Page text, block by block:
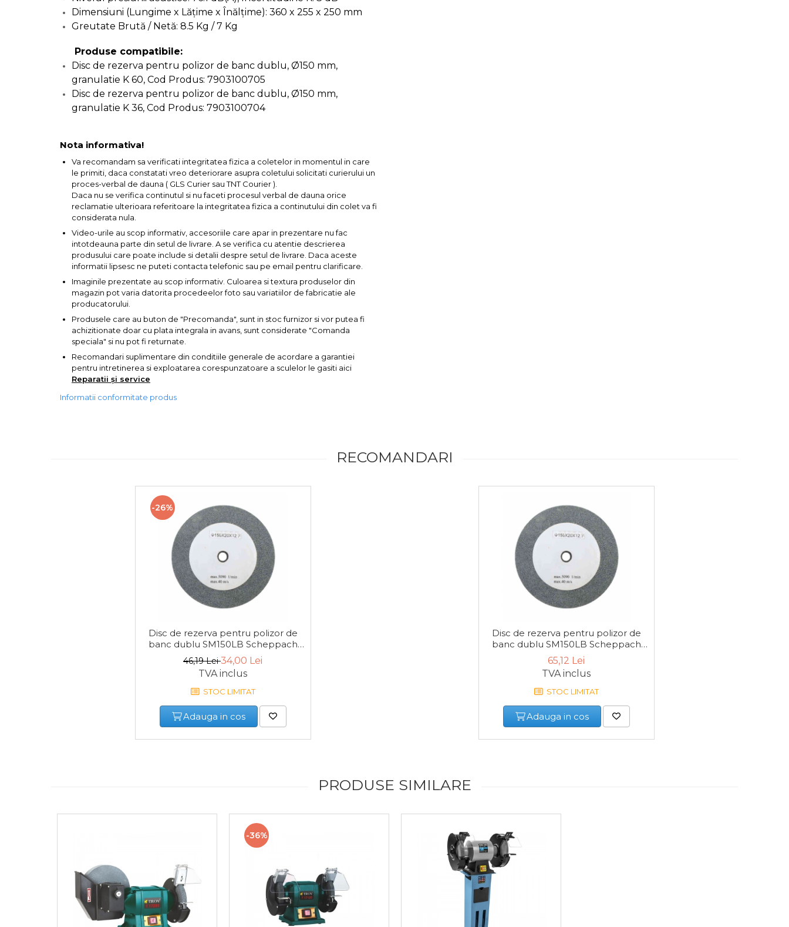
Cheie Bujii
Cheie Filtru Ulei
Pat Mobil Auto
Cric Hidraulic
Set / trusa chei tubulare
Chei Tubulare
Bara Tractare Auto
Presa Hidraulica Tinichigerie
Extractor Rulmenti
Pompa transfer lichide
Pompa Aer
Cric Manual
Ulei Hidraulic
Ciocane Profesionale
Dimensiuni (Lungime x Lățime x Înălțime): 360 x 255 x 250 mm
Greutate Brută / Netă: 8.5 Kg / 7 Kg
Produse compatibile:
Disc de rezerva pentru polizor de banc dublu, Ø150 mm,
granulatie K 60, Cod Produs: 7903100705
Disc de rezerva pentru polizor de banc dublu, Ø150 mm,
granulatie K 36, Cod Produs: 7903100704
Nota informativa!
Va recomandam sa verificati integritatea fizica a coletelor in momentul in care
le primiti, daca constatati vreo deteriorare asupra coletului solicitati curierului un
proces-verbal de dauna ( GLS Curier sau TNT Courier ).
Daca nu se verifica continutul si nu faceti procesul verbal de dauna orice
reclamatie ulterioara referitoare la integritatea fizica a continutului din colet va fi
considerata nula.
Video-urile au scop informativ, accesoriile care apar in prezentare nu fac
intotdeauna parte din setul de livrare. A se verifica cu atentie descrierea
produsului care poate include si detalii despre setul de livrare. Daca aceste
informatii lipsesc ne puteti contacta telefonic sau pe email pentru clarificare.
Imaginile prezentate au scop informativ. Culoarea si textura produselor din
magazin pot varia datorita procedeelor foto sau variatiilor de fabricatie ale
producatorului.
Produsele care au buton de "Precomanda", sunt in stoc furnizor si vor putea fi
achizitionate doar cu plata integrala in avans, sunt considerate "Comanda
speciala" si nu pot fi returnate.
Recomandari suplimentare din conditiile generale de acordare a garantiei
pentru intretinerea si exploatarea corespunzatoare a sculelor le gasiti aici
Reparatii și service
Informatii conformitate produs
RECOMANDARI
-26%
Disc de rezerva pentru polizor de
banc dublu SM150LB Scheppach
7903100705, Ø150 mm, granulatie K
60
46,19 Lei34,00 Lei
TVA inclus
STOC LIMITAT
Adauga in cos
Disc de rezerva pentru polizor de
banc dublu SM150LB Scheppach
7903100704, Ø150 mm, granulatie K
36
65,12 Lei
TVA inclus
STOC LIMITAT
Adauga in cos
PRODUSE SIMILARE
-36%